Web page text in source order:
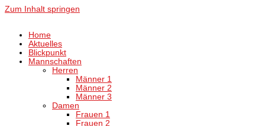
Zum Inhalt springen
Home
Aktuelles
Blickpunkt
Mannschaften
Herren
Männer 1
Männer 2
Männer 3
Damen
Frauen 1
Frauen 2